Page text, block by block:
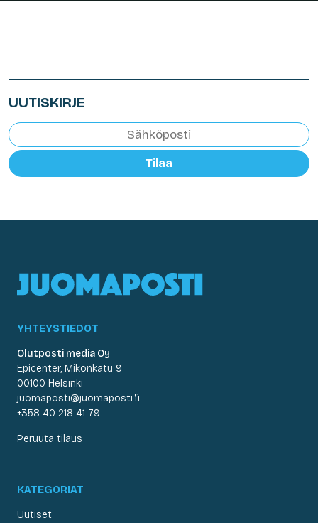
UUTISKIRJE
Tilaa
YHTEYSTIEDOT
Olutposti media Oy
Epicenter, Mikonkatu 9
00100 Helsinki
juomaposti@juomaposti.fi
+358 40 218 41 79
Peruuta tilaus
KATEGORIAT
Uutiset